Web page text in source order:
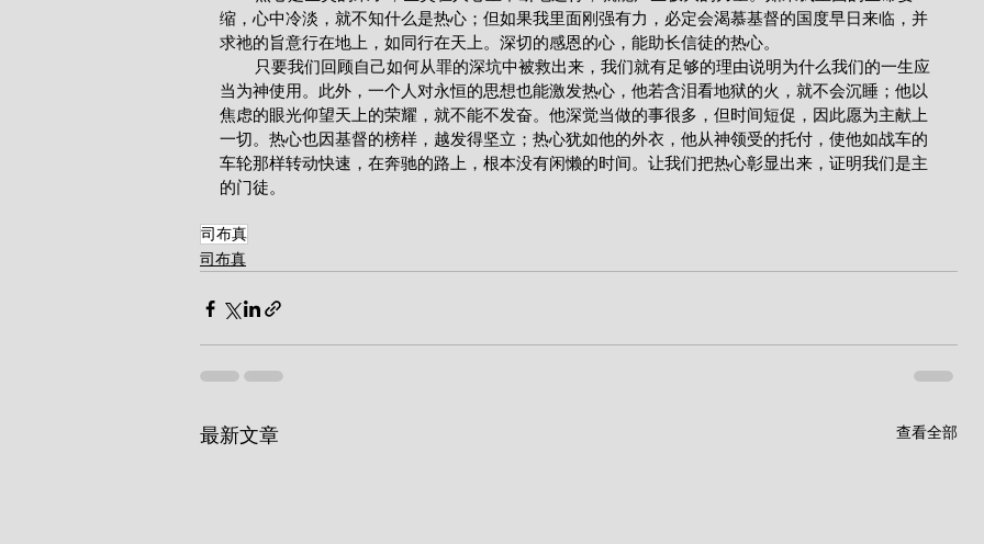
缩，心中冷淡，就不知什么是热心；但如果我里面刚强有力，必定会渴慕基督的国度早日来临，并
求祂的旨意行在地上，如同行在天上。深切的感恩的心，能助长信徒的热心。
当为神使用。此外，一个人对永恒的思想也能激发热心，他若含泪看地狱的火，就不会沉睡；他以
焦虑的眼光仰望天上的荣耀，就不能不发奋。他深觉当做的事很多，但时间短促，因此愿为主献上
一切。热心也因基督的榜样，越发得坚立；热心犹如他的外衣，他从神领受的托付，使他如战车的
车轮那样转动快速，在奔驰的路上，根本没有闲懒的时间。让我们把热心彰显出来，证明我们是主
的门徒。
司布真
司布真
最新文章 查看全部